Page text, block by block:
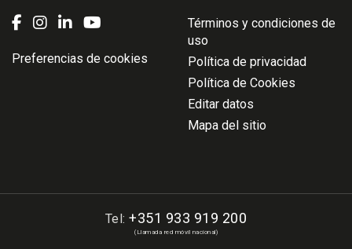
Preferencias de cookies
Términos y condiciones de
uso
Política de privacidad
Política de Cookies
Editar datos
Mapa del sitio
Tel:+351 933 919 200
(Llamada red móvil nacional)